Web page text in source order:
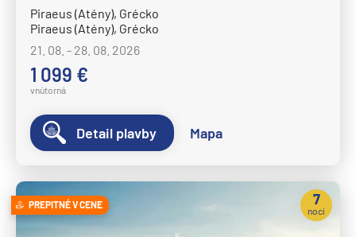
MSC Armonia
MSC Bellissima
MSC Divina
MSC Fantasia
MSC Grandiosa
MSC Magnifica
MSC Meraviglia
Piraeus (Atény), Grécko
Piraeus (Atény), Grécko
21. 08. - 28. 08. 2026
1 099 €
vnútorná
Detail plavby Mapa
PREPITNÉ V CENE 7
nocí